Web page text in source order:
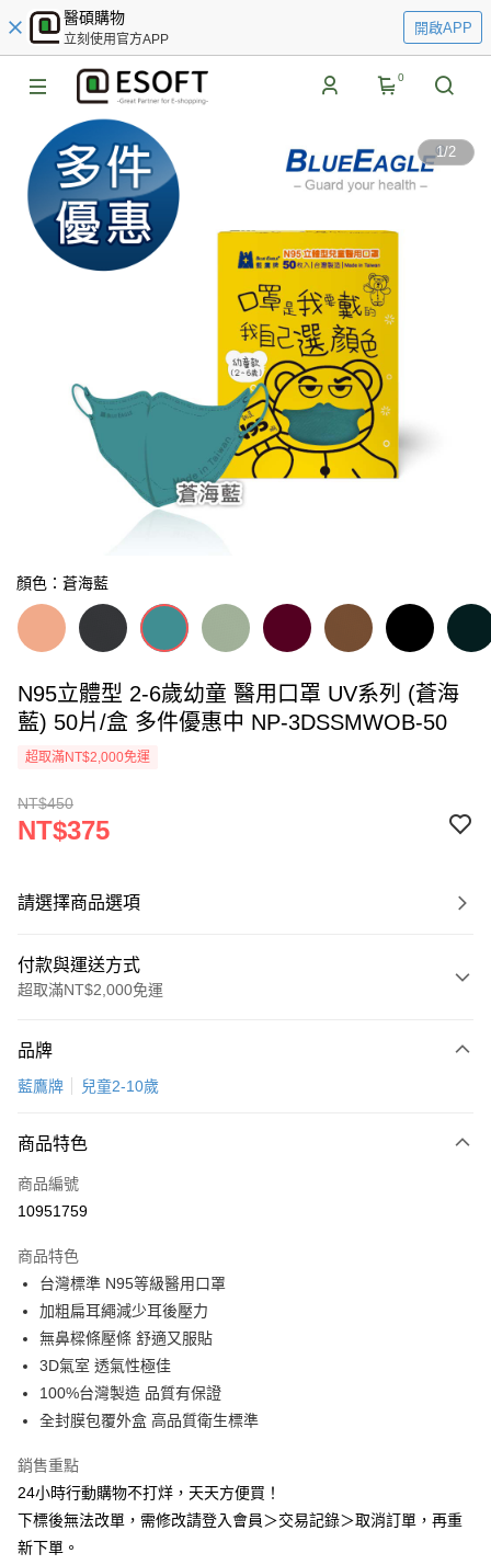
醫碩購物
立刻使用官方APP
開啟APP
0
1/2
顏色：蒼海藍
N95立體型 2-6歲幼童 醫用口罩 UV系列 (蒼海
藍) 50片/盒 多件優惠中 NP-3DSSMWOB-50
超取滿NT$2,000免運
NT$450
NT$375
請選擇商品選項
付款與運送方式
超取滿NT$2,000免運
信用卡一次付款
LINE Pay
Apple Pay
Google Pay
全盈+PAY
AFTEE先享後付
相關說明
【關於「AFTEE先享後付」】
AFTEE先享後付是「在收到商品之後才付款」的支付方式。 讓您購物簡單
１．簡單：不需註冊會員、不需綁卡、不需儲值。
２．便利：只要手機號碼，簡訊認證，即可結帳。
３．安心：先確認商品／服務後，再付款。
【「AFTEE先享後付」結帳流程】
１．於結帳方式選擇「AFTEE先享後付」後，將跳轉至「AFTEE先享後付」
ATM付款
運送方式
全家取貨付款
品牌
藍鷹牌 兒童2-10歲
商品特色
商品編號
10951759
商品特色
台灣標準 N95等級醫用口罩
加粗扁耳繩減少耳後壓力
無鼻樑條壓條 舒適又服貼
3D氣室 透氣性極佳
100%台灣製造 品質有保證
全封膜包覆外盒 高品質衛生標準
銷售重點
24小時行動購物不打烊，天天方便買！
下標後無法改單，需修改請登入會員＞交易記錄＞取消訂單，再重
新下單。